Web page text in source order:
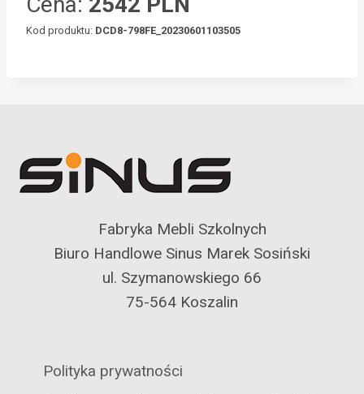
Kod produktu: DCD8-798FE_20230601103505
Fabryka Mebli Szkolnych
Biuro Handlowe Sinus Marek Sosiński
ul. Szymanowskiego 66
75-564 Koszalin
Polityka prywatności